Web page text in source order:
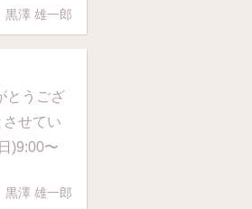
黒澤 雄一郎
とうござ
せてい
)9:00〜
黒澤 雄一郎